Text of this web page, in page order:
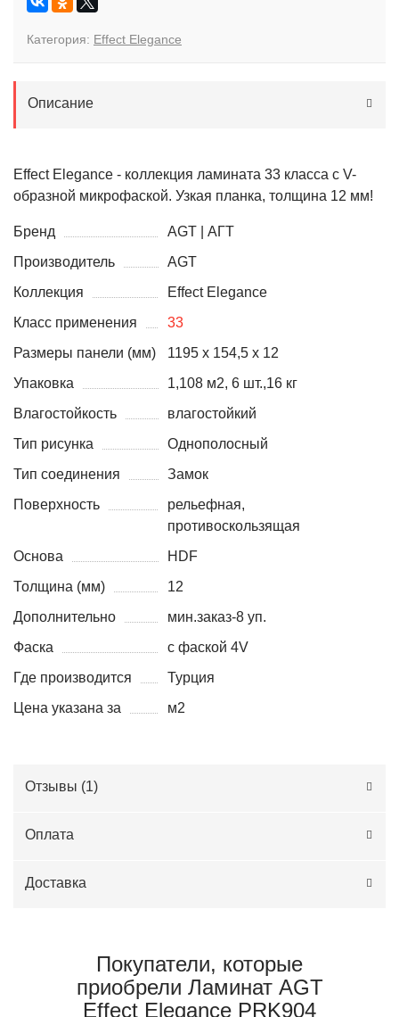
Категория: Effect Elegance
Описание
Effect Elegance - коллекция ламината 33 класса с V-
образной микрофаской. Узкая планка, толщина 12 мм!
Бренд
AGT | АГТ
Производитель
AGT
Коллекция
Effect Elegance
Класс применения
33
Размеры панели (мм)
1195 х 154,5 x 12
Упаковка
1,108 м2, 6 шт.,16 кг
Влагостойкость
влагостойкий
Тип рисунка
Однополосный
Тип соединения
Замок
Поверхность
рельефная,
противоскользящая
Основа
HDF
Толщина (мм)
12
Дополнительно
мин.заказ-8 уп.
Фаска
с фаской 4V
Где производится
Турция
Цена указана за
м2
Отзывы (1)
Оплата
Доставка
Покупатели, которые
приобрели Ламинат AGT
Effect Elegance PRK904